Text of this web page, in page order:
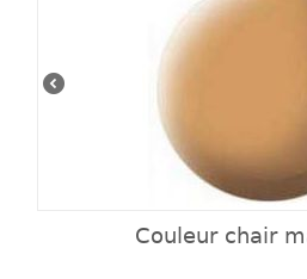
Couleur chair